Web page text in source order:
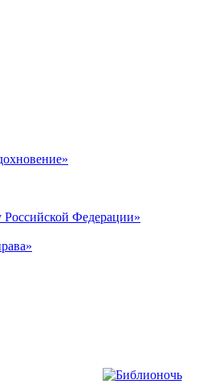
Российской Федерации»